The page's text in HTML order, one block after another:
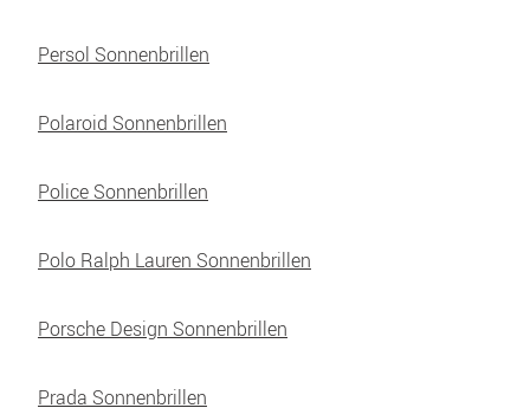
Persol Sonnenbrillen
Polaroid Sonnenbrillen
Police Sonnenbrillen
Polo Ralph Lauren Sonnenbrillen
Porsche Design Sonnenbrillen
Prada Sonnenbrillen